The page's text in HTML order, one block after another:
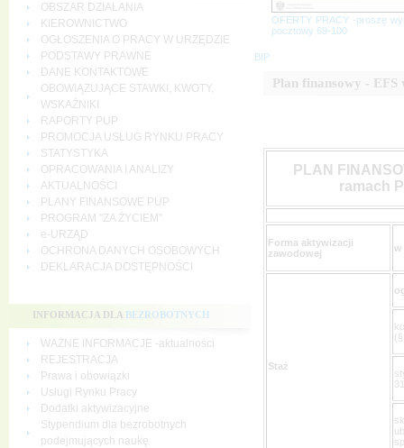
OBSZAR DZIAŁANIA
KIEROWNICTWO
OGŁOSZENIA O PRACY W URZĘDZIE
PODSTAWY PRAWNE
DANE KONTAKTOWE
OBOWIĄZUJĄCE STAWKI, KWOTY,
WSKAŹNIKI
RAPORTY PUP
PROMOCJA USŁUG RYNKU PRACY
STATYSTYKA
OPRACOWANIA I ANALIZY
AKTUALNOŚCI
PLANY FINANSOWE PUP
PROGRAM "ZA ŻYCIEM"
e-URZĄD
OCHRONA DANYCH OSOBOWYCH
DEKLARACJA DOSTĘPNOŚCI
INFORMACJA DLA BEZROBOTNYCH
WAŻNE INFORMACJE -aktualności
REJESTRACJA
Prawa i obowiązki
Usługi Rynku Pracy
Dodatki aktywizacyjne
Stypendium dla bezrobotnych
podejmujących naukę
OFERTY PRACY -proszę
pocztowy 69-100
BIP
Plan finansowy -
PLAN
ramach
Forma aktywizacji
zawodowej
w
Staż